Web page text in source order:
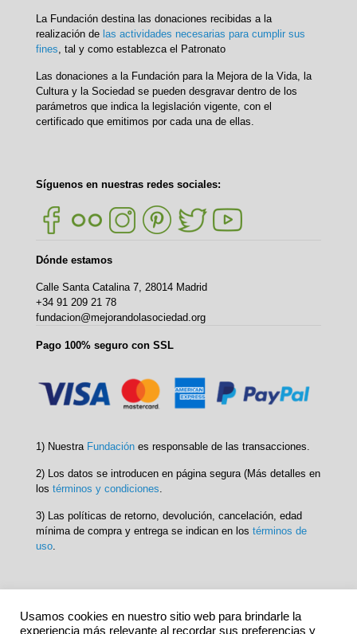
La Fundación destina las donaciones recibidas a la
realización de las actividades necesarias para cumplir sus
fines, tal y como establezca el Patronato
Las donaciones a la Fundación para la Mejora de la Vida, la
Cultura y la Sociedad se pueden desgravar dentro de los
parámetros que indica la legislación vigente, con el
certificado que emitimos por cada una de ellas.
Síguenos en nuestras redes sociales:
Dónde estamos
Calle Santa Catalina 7, 28014 Madrid
+34 91 209 21 78
fundacion@mejorandolasociedad.org
Pago 100% seguro con SSL
1) Nuestra Fundación es responsable de las transacciones.
2) Los datos se introducen en página segura (Más detalles en
los términos y condiciones.
3) Las políticas de retorno, devolución, cancelación, edad
mínima de compra y entrega se indican en los términos de
uso.
Usamos cookies en nuestro sitio web para brindarle la
experiencia más relevante al recordar sus preferencias y